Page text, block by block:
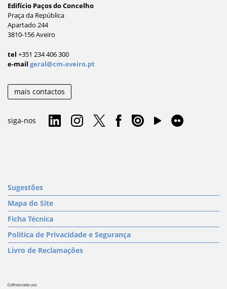
Edifício Paços do Concelho
Praça da República
Apartado 244
3810-156 Aveiro
tel +351 234 406 300
e-mail geral@cm-aveiro.pt
mais contactos
siga-nos
Sugestões
Mapa do Site
Ficha Técnica
Política de Privacidade e Segurança
Livro de Reclamações